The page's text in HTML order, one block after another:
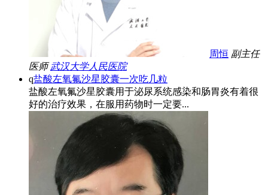
周恒 副主任
医师 武汉大学人民医院
q盐酸左氧氟沙星胶囊一次吃几粒
盐酸左氧氟沙星胶囊用于泌尿系统感染和肠胃炎有着很
好的治疗效果，在服用药物时一定要...